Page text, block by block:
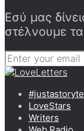
Εσύ μας
στέλνουμε
LoveStars
Writers